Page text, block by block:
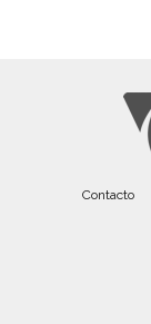
Contacto